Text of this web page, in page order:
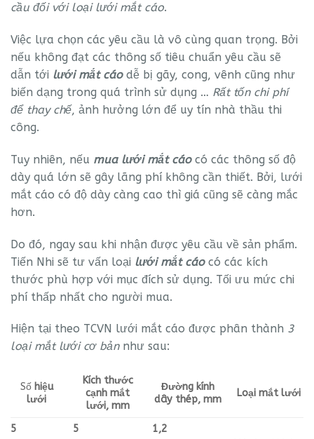
cầu đối với loại lưới mắt cáo.
Việc lựa chọn các yêu cầu là vô cùng quan trọng. Bởi
nếu không đạt các thông số tiêu chuẩn yêu cầu sẽ
dẫn tới lưới mắt cáodễ bị gãy, cong, vênh cũng như
biến dạng trong quá trình sử dụng … Rất tốn chi phí
để thay chế, ảnh hưởng lớn để uy tín nhà thầu thi
công.
Tuy nhiên, nếu mua lưới mắt cáocó các thông số độ
dày quá lớn sẽ gây lãng phí không cần thiết. Bởi, lưới
mắt cáo có độ dày càng cao thì giá cũng sẽ càng mắc
hơn.
Do đó, ngay sau khi nhận được yêu cầu về sản phẩm.
Tiến Nhi sẽ tư vấn loại lưới mắt cáocó các kích
thước phù hợp với mục đích sử dụng. Tối ưu mức chi
phí thấp nhất cho người mua.
Hiện tại theo TCVN lưới mắt cáo được phân thành 3
loại mắt lưới cơ bảnnhư sau:
Sốhiệu
lưới
Kích thước
cạnh mắt
lưới, mm
Đường kính
dây thép, mm
Loại mắt lưới
5 5
1,2